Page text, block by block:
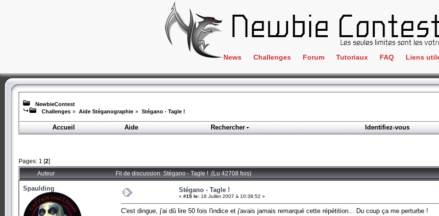
News Challenges
Crackme
ClientSide
Forensics
Programmation
Wargame
Forum Tutoriaux FAQ Liens
IRC
NewbieContest
Challenges » Aide Stéganographie » Stégano - Tagle !
Accueil
Aide Rechercher Identifiez-vous
Pages: 1 [2]
Auteur Fil de discussion: Stégano - Tagle ! (Lu 42708 fois)
Spaulding Stégano - Tagle !
« #15 le: 18 Juillet 2007 à 10:38:52 »
C'est dingue, j'ai dû lire 50 fois l'indice et j'avais jamais remarqué cette répétition... Du coup ça me perturbe !